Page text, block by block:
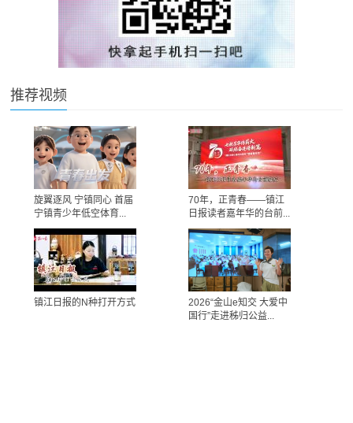
推荐视频
旋翼逐风 宁镇同心 首届
宁镇青少年低空体育...
70年，正青春——镇江
日报读者嘉年华的台前...
镇江日报的N种打开方式
2026“金山e知交 大爱中
国行”走进秭归公益...